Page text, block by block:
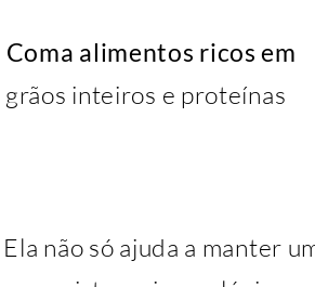
Coma alimentos ricos em
inteiros e proteínas
não só ajuda a manter